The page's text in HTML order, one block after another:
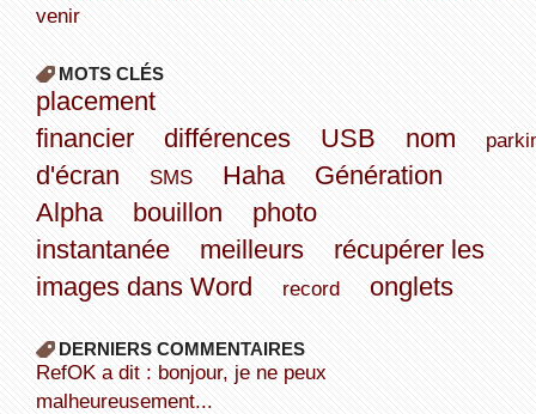
venir
MOTS CLÉS
placement
financier
différences USB nom
d'écran SMS Haha
Génération
Alpha
bouillon
photo
instantanée
meilleurs
récupérer les
images dans Word
record onglets
DERNIERS COMMENTAIRES
refOK a dit : bonjour, je ne peux
malheureusement...